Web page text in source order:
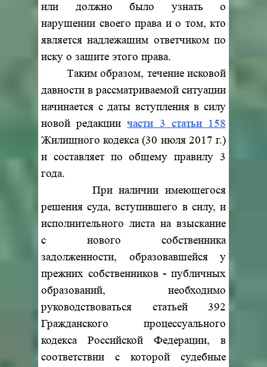
или должно было узнать о
нарушении своего права и о том, кто
является надлежащим ответчиком по
иску о защите этого права.
Таким образом, течение исковой
давности в рассматриваемой ситуации
начинается с даты вступления в силу
новой редакциичасти 3 статьи 158
Жилищного кодекса (30 июля 2017 г.)
и составляет по общему правилу 3
года.
При наличии имеющегося
решения суда, вступившего в силу, и
исполнительного листа на взыскание
с нового собственника
задолженности, образовавшейся у
прежних собственников - публичных
образований, необходимо
руководствоваться статьей 392
Гражданского процессуального
кодекса Российской Федерации, в
соответствии с которой судебные